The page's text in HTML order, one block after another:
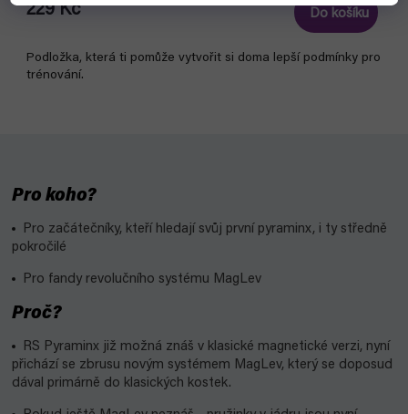
229 Kč Do košíku
Podložka, která ti pomůže vytvořit si doma lepší podmínky pro
trénování.
Pro koho?
Pro začátečníky, kteří hledají svůj první pyraminx, i ty středně
pokročilé
Pro fandy revolučního systému MagLev
Proč?
RS Pyraminx již možná znáš v klasické magnetické verzi, nyní
přichází se zbrusu novým systémem MagLev, který se doposud
dával primárně do klasických kostek.